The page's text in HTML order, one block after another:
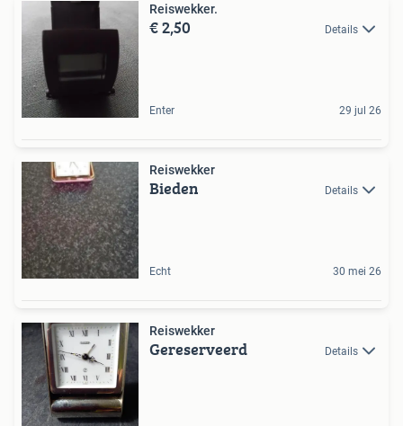
Reiswekker.
€ 2,50 Details
Enter 29 jul 26
Reiswekker
Bieden Details
Echt 30 mei 26
Reiswekker
Gereserveerd Details